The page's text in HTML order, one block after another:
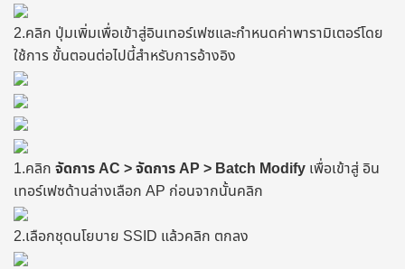
2.คลิก ปุ่มเพิ่มเพื่อเข้าสู่อินเทอร์เฟซและกําหนดค่าพารามิเตอร์โดย
ใช้การ ขั้นตอนต่อไปนี้สําหรับการอ้างอิง
1.คลิก จัดการ AC > จัดการ AP > Batch Modify เพื่อเข้าสู่ อิน
เทอร์เฟซด้านล่างเลือก AP ก่อนจากนั้นคลิก
2.เลือกชุดนโยบาย SSID แล้วคลิก ตกลง